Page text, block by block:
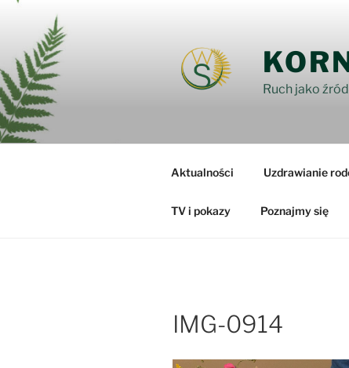
Przejdź
Ruch jako
Aktualności Uzdrawianie
TV i pokazy Poznajmy się
IMG-0914